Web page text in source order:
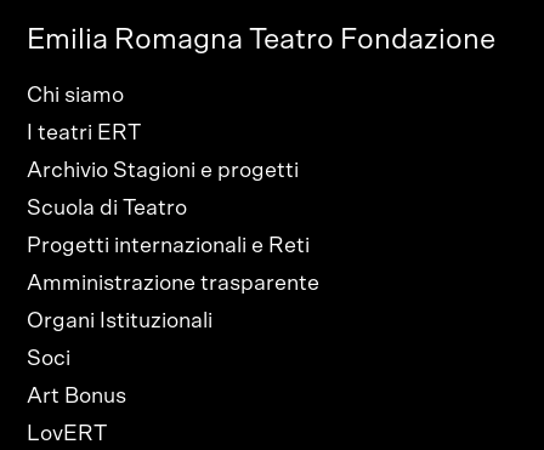
Emilia Romagna Teatro Fondazione
Chi siamo
I teatri ERT
Archivio Stagioni e progetti
Scuola di Teatro
Progetti internazionali e Reti
Amministrazione trasparente
Organi Istituzionali
Soci
Art Bonus
LovERT